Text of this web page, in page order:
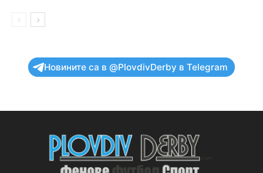
Новините са в @PlovdivDerby в Telegram